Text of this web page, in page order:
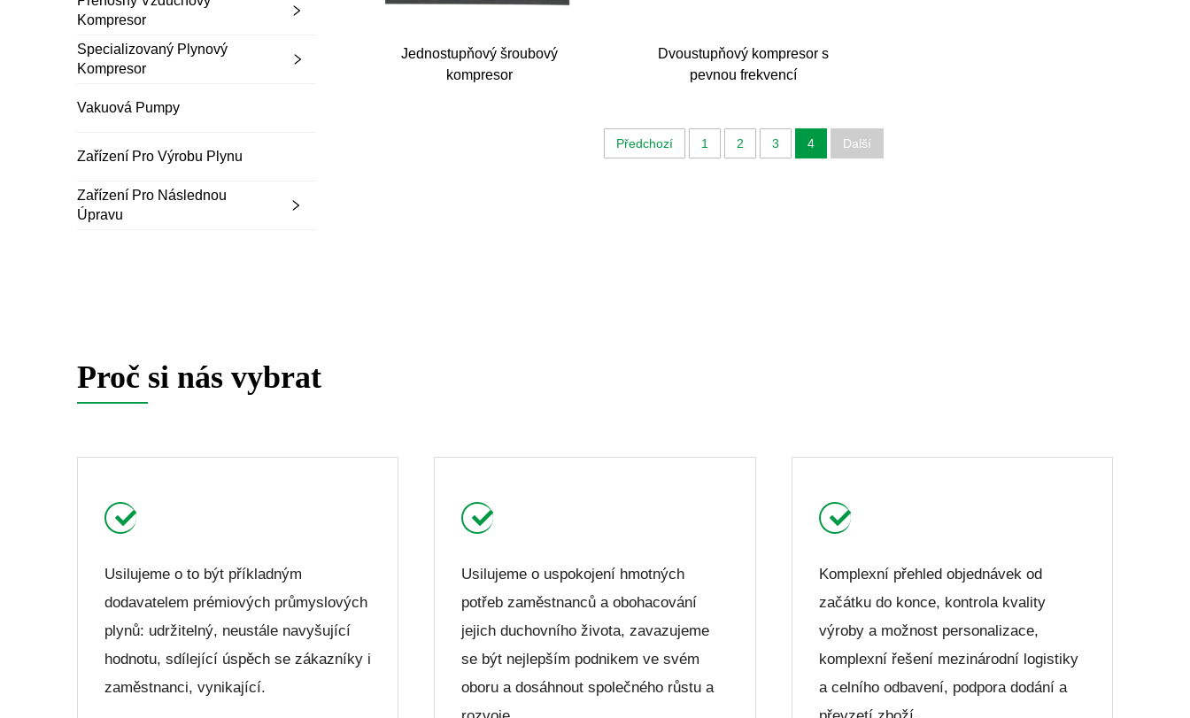
Kompresor
Specializovaný Plynový
Kompresor
Vakuová Pumpy
Zařízení Pro Výrobu Plynu
Zařízení Pro Následnou
Úpravu
Jednostupňový šroubový
kompresor
Dvoustupňový kompresor s
pevnou frekvencí
Předchozí 1 2 3 4 Další
Proč si nás vybrat
Usilujeme o to být příkladným
dodavatelem prémiových průmyslových
plynů: udržitelný, neustále navyšující
hodnotu, sdílející úspěch se zákazníky i
zaměstnanci, vynikající.
Usilujeme o uspokojení hmotných
potřeb zaměstnanců a obohacování
jejich duchovního života, zavazujeme
se být nejlepším podnikem ve svém
oboru a dosáhnout společného růstu a
Komplexní přehled objednávek od
začátku do konce, kontrola kvality
výroby a možnost personalizace,
komplexní řešení mezinárodní logistiky
a celního odbavení, podpora dodání a